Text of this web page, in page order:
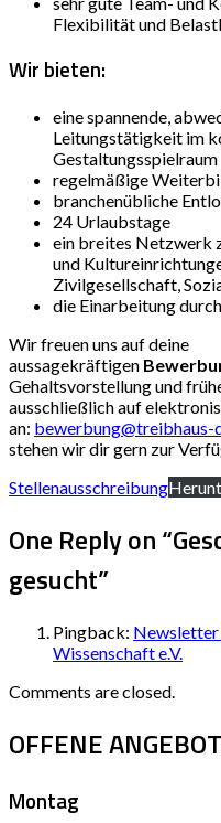
Flexibilität und
Wir bieten:
eine spannende,
Leitungstätigkeit im
Gestaltungsspielraum
regelmäßige
branchenübliche
24 Urlaubstage
ein breites Netzwerk
und
Zivilgesellschaft,
die Einarbeitung
Wir freuen uns auf deine
aussagekräftigen
Gehaltsvorstellung und
ausschließlich auf
an: bewerbung@treibhaus-
stehen wir dir gern zur
Stellenausschreibung
One Reply on “
gesucht”
Pingback: Newsletter
Wissenschaft e.V.
Comments are closed.
OFFENE
Montag